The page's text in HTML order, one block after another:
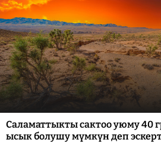
Саламаттыкты сактоо уюму 40
ысык болушу мүмкүн деп